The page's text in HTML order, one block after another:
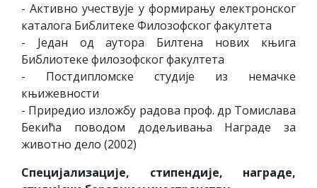
- Активно учествује у формирању електронског
каталога Библитеке Филозофског факултета
- Један од аутора Билтена нових књига
Библиотеке филозофског факултета
- Постдипломске студије из немачке
књижевности
- Приредио изложбу радова проф. др Томислава
Бекића поводом додељивања Награде за
животно дело (2002)
Специјализације, стипендије, награде,